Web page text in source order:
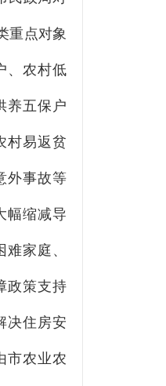
重点对象
、农村低
养五保户
村易返贫
外事故等
幅缩减导
家庭、
政策支持
决住房安
市农业农